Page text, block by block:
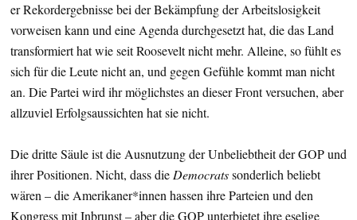
er Rekordergebnisse bei der Bekämpfung der Arbeitslosigkeit
vorweisen kann und eine Agenda durchgesetzt hat, die das Land
transformiert hat wie seit Roosevelt nicht mehr. Alleine, so fühlt es
sich für die Leute nicht an, und gegen Gefühle kommt man nicht
an. Die Partei wird ihr möglichstes an dieser Front versuchen, aber
allzuviel Erfolgsaussichten hat sie nicht.
Die dritte Säule ist die Ausnutzung der Unbeliebtheit der GOP und
ihrer Positionen. Nicht, dass die Democratssonderlich beliebt
wären – die Amerikaner*innen hassen ihre Parteien und den
Kongress mit Inbrunst – aber die GOP unterbietet ihre eselige